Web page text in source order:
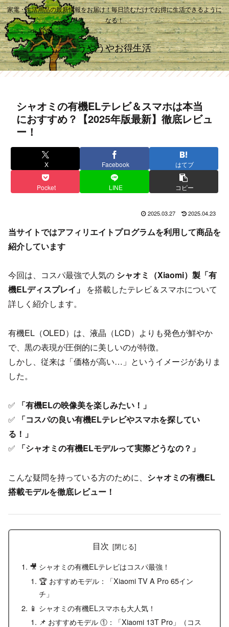
家電・生活用品の最新情報をお届け！毎日読むだけでお得に生活できるように
なる！
うやうやお得生活
シャオミの有機ELテレビ＆スマホは本当
におすすめ？【2025年版最新】徹底レビュ
ー！
X Facebook はてブ
Pocket LINE コピー
2025.03.27 2025.04.23
当サイトではアフィリエイトプログラムを利用して商品を
紹介しています
今回は、コスパ最強で人気の シャオミ（Xiaomi）製「有
機ELディスプレイ」
を搭載したテレビ＆スマホについて
詳しく紹介します。
有機EL（OLED）は、液晶（LCD）よりも発色が鮮やか
で、黒の表現が圧倒的に美しいのが特徴。
しかし、従来は「価格が高い…」というイメージがありま
した。
✅
「有機ELの映像美を楽しみたい！」
✅
「コスパの良い有機ELテレビやスマホを探してい
る！」
✅
「シャオミの有機ELモデルって実際どうなの？」
こんな疑問を持っている方のために、 シャオミの有機EL
搭載モデルを徹底レビュー！
目次
🎥 シャオミの有機ELテレビはコスパ最強！
🏆 おすすめモデル：「Xiaomi TV A Pro 65イン
チ」
📱 シャオミの有機ELスマホも大人気！
📌 おすすめモデル ①：「Xiaomi 13T Pro」（コス